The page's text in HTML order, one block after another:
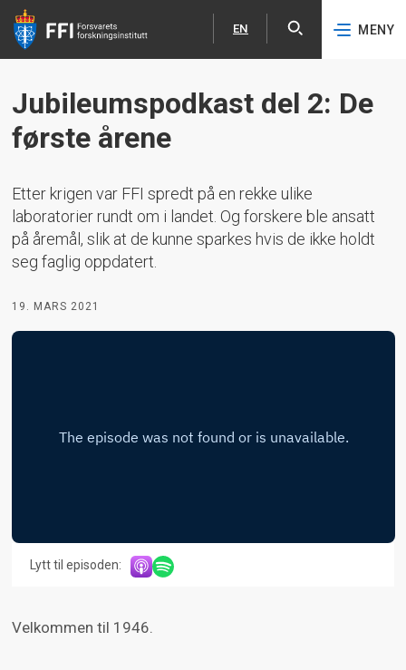
Hopp til hovedinnhold
EN
English MENY
Jubileumspodkast del 2: De
første årene
Etter krigen var FFI spredt på en rekke ulike
laboratorier rundt om i landet. Og forskere ble ansatt
på åremål, slik at de kunne sparkes hvis de ikke holdt
seg faglig oppdatert.
19. MARS 2021
Lytt til episoden:
Velkommen til 1946.